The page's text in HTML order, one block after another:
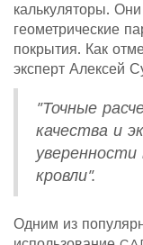
калькуляторы.
геометрические
покрытия. Как
эксперт Алексей
"Точные
качества и
уверенности
кровли".
Одним из